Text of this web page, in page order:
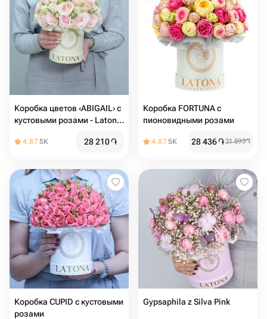
Коробка цветов ‹ABIGAIL› с
кустовыми розами - Latona
4.875K 28 210֏
Коробка FORTUNA с
пионовидными розами
4.875K 28 436֏31 595֏
Коробка CUPID с кустовыми
розами
Gypsaphila z Silva Pink